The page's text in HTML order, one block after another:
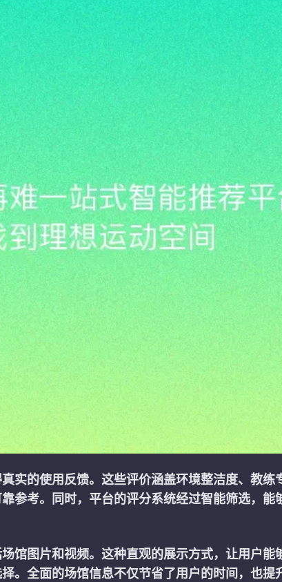
实的使用反馈。这些评价涵盖环境整洁度、教练
参考。同时，平台的评分系统经过智能筛选，能
馆图片和视频。这种直观的展示方式，让用户能
。全面的场馆信息不仅节省了用户的时间，也提